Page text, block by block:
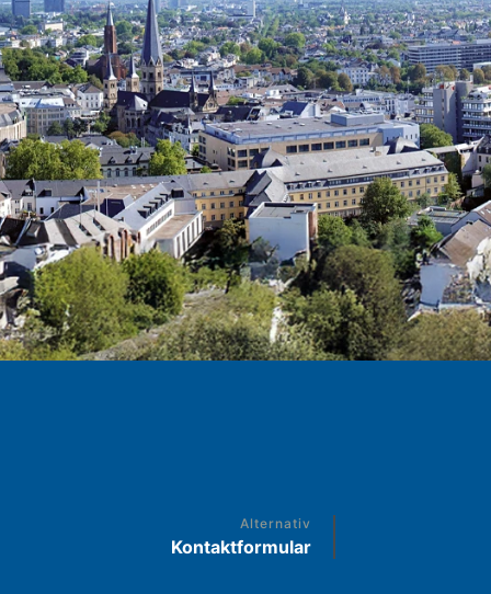
Alternativ
Kontaktformular